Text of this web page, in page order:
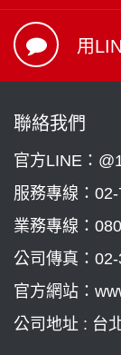
用
聯絡我們
官方LINE：
服務專線：
業務專線：
公司傳真：
官方網站：
公司地址 : 台